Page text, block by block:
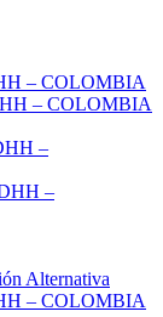
– COLOMBIA
– COLOMBIA
–
–
Alternativa
– COLOMBIA